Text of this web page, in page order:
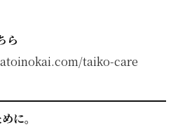
ら
taiko-care
に。